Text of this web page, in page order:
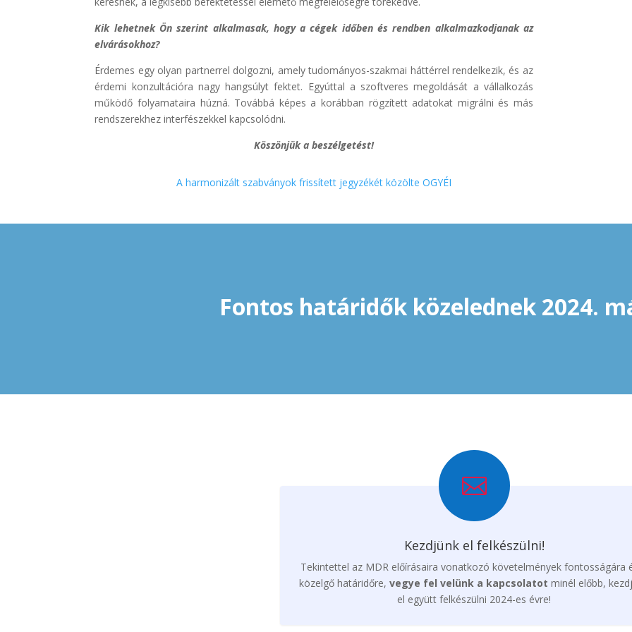
Kik lehetnek Ön szerint alkalmasak, hogy a cégek időben és rendben alkalmazkodjanak az
elvárásokhoz?
Érdemes egy olyan partnerrel dolgozni, amely tudományos-szakmai háttérrel rendelkezik, és az
érdemi konzultációra nagy hangsúlyt fektet. Egyúttal a szoftveres megoldását a vállalkozás
működő folyamataira húzná. Továbbá képes a korábban rögzített adatokat migrálni és más
rendszerekhez interfészekkel kapcsolódni.
Köszönjük a beszélgetést!
A harmonizált szabványok frissített jegyzékét közölte OGYÉI
Fontos határidők közelednek 2024.

Kezdjünk el felkészülni!
Tekintettel az MDR előírásaira vonatkozó követelmények fontosságára
közelgő határidőre, vegye fel velünk a kapcsolatot minél előbb,
el együtt felkészülni 2024-es évre!